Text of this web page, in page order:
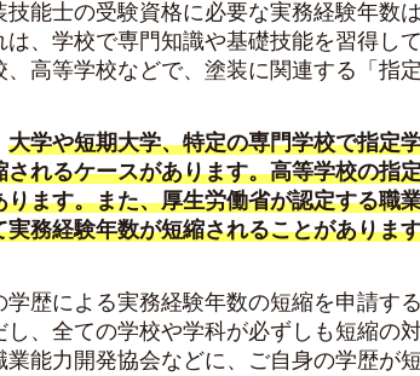
技能士の受験資格に必要な実務経験年数
は、学校で専門知識や基礎技能を習得し
、高等学校などで、塗装に関連する「指
大学や短期大学、特定の専門学校で指定
されるケースがあります。高等学校の指
ります。また、厚生労働省が認定する職
実務経験年数が短縮されることがありま
学歴による実務経験年数の短縮を申請す
し、全ての学校や学科が必ずしも短縮の
業能力開発協会などに、ご自身の学歴が